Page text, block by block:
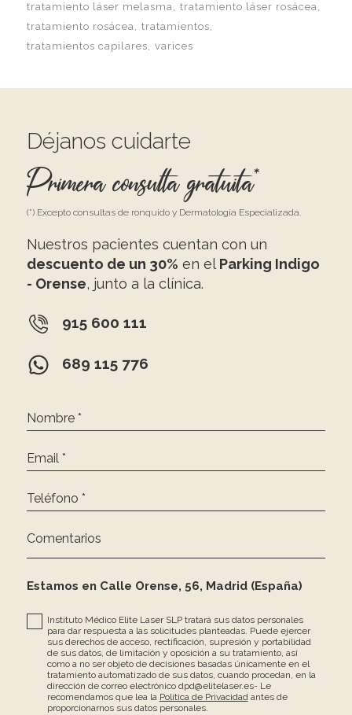
tratamiento láser melasma
tratamiento láser rosácea
tratamiento rosácea
tratamientos
tratamientos capilares
varices
Déjanos cuidarte
Primera consulta gratuita*
(*) Excepto consultas de ronquido y Dermatología Especializada.
Nuestros pacientes cuentan con un
descuento de un 30% en el Parking Indigo
- Orense, junto a la clínica.
915 600 111
689 115 776
Nombre *
Email *
Teléfono *
Comentarios
Estamos en Calle Orense, 56, Madrid (España)
Instituto Médico Elite Laser SLP tratará sus datos personales
para dar respuesta a las solicitudes planteadas. Puede ejercer
sus derechos de acceso, rectificación, supresión y portabilidad
de sus datos, de limitación y oposición a su tratamiento, así
como a no ser objeto de decisiones basadas únicamente en el
tratamiento automatizado de sus datos, cuando procedan, en la
dirección de correo electrónico dpd@elitelaser.es- Le
recomendamos que lea la Política de Privacidadantes de
proporcionarnos sus datos personales.